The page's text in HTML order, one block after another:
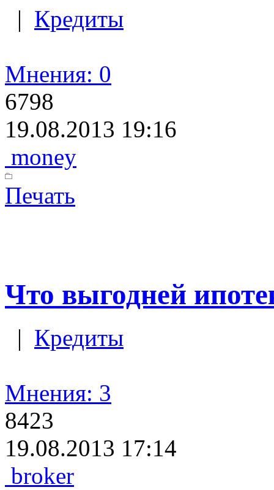
| Кредиты
Мнения: 0
6798
19.08.2013 19:16
money
Печать
Что выгодней
| Кредиты
Мнения: 3
8423
19.08.2013 17:14
broker